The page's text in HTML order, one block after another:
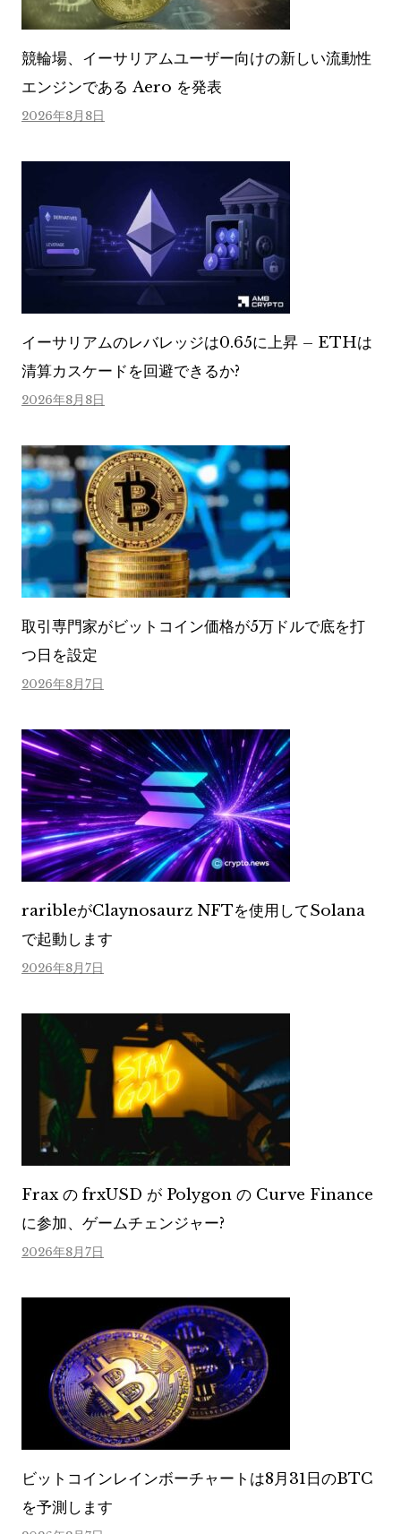
競輪場、イーサリアムユーザー向けの新しい流動性
エンジンである Aero を発表
2026年8月8日
イーサリアムのレバレッジは0.65に上昇 – ETHは
清算カスケードを回避できるか?
2026年8月8日
取引専門家がビットコイン価格が5万ドルで底を打
つ日を設定
2026年8月7日
raribleがClaynosaurz NFTを使用してSolana
で起動します
2026年8月7日
Frax の frxUSD が Polygon の Curve Finance
に参加、ゲームチェンジャー?
2026年8月7日
ビットコインレインボーチャートは8月31日のBTC
を予測します